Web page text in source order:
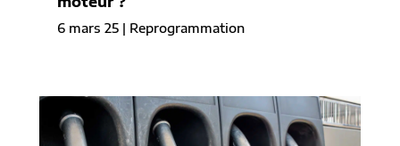
6 mars 25| Reprogrammation